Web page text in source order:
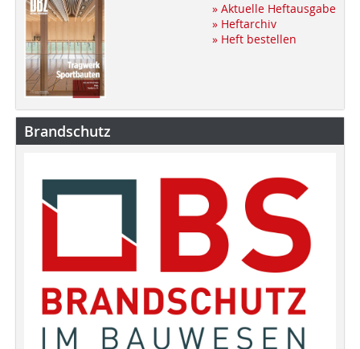
» Aktuelle Heftausgabe
» Heftarchiv
» Heft bestellen
Brandschutz